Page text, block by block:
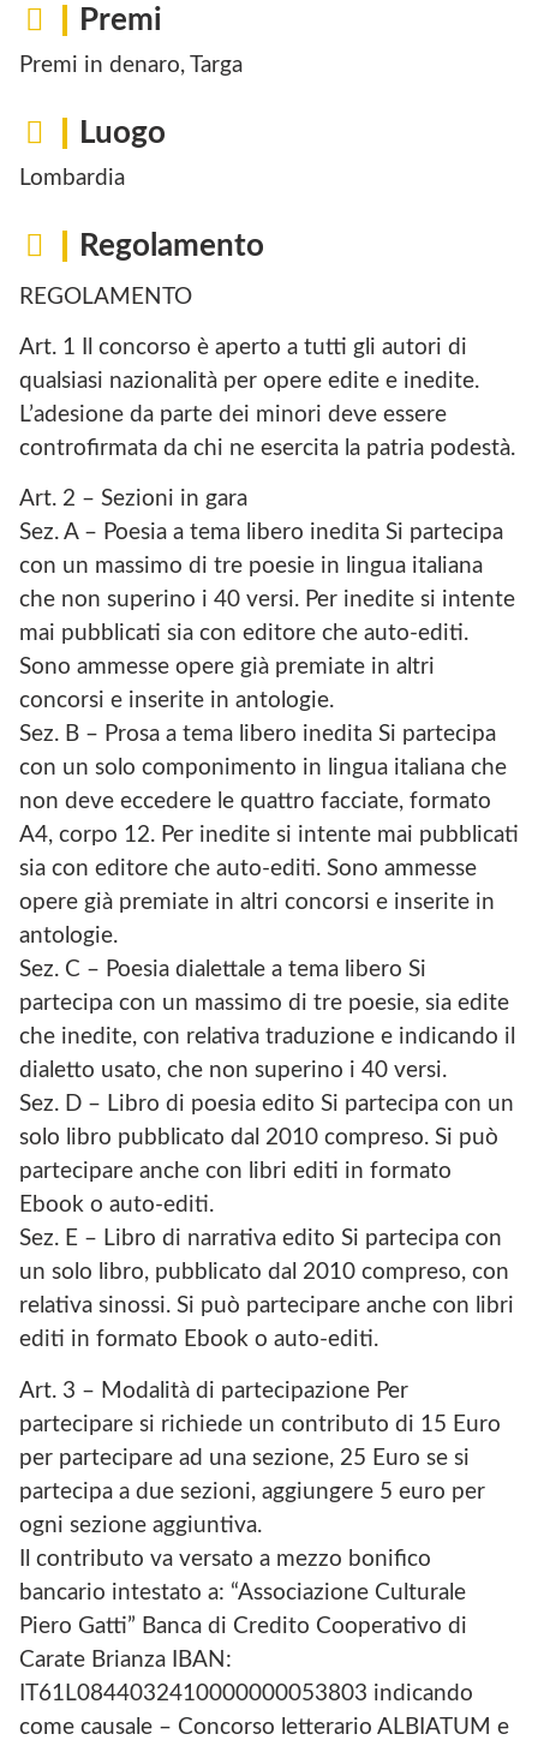
Premi
Premi in denaro, Targa
Luogo
Lombardia
Regolamento
REGOLAMENTO
Art. 1 Il concorso è aperto a tutti gli autori di
qualsiasi nazionalità per opere edite e inedite.
L’adesione da parte dei minori deve essere
controfirmata da chi ne esercita la patria podestà.
Art. 2 – Sezioni in gara
Sez. A – Poesia a tema libero inedita Si partecipa
con un massimo di tre poesie in lingua italiana
che non superino i 40 versi. Per inedite si intente
mai pubblicati sia con editore che auto-editi.
Sono ammesse opere già premiate in altri
concorsi e inserite in antologie.
Sez. B – Prosa a tema libero inedita Si partecipa
con un solo componimento in lingua italiana che
non deve eccedere le quattro facciate, formato
A4, corpo 12. Per inedite si intente mai pubblicati
sia con editore che auto-editi. Sono ammesse
opere già premiate in altri concorsi e inserite in
antologie.
Sez. C – Poesia dialettale a tema libero Si
partecipa con un massimo di tre poesie, sia edite
che inedite, con relativa traduzione e indicando il
dialetto usato, che non superino i 40 versi.
Sez. D – Libro di poesia edito Si partecipa con un
solo libro pubblicato dal 2010 compreso. Si può
partecipare anche con libri editi in formato
Ebook o auto-editi.
Sez. E – Libro di narrativa edito Si partecipa con
un solo libro, pubblicato dal 2010 compreso, con
relativa sinossi. Si può partecipare anche con libri
editi in formato Ebook o auto-editi.
Art. 3 – Modalità di partecipazione Per
partecipare si richiede un contributo di 15 Euro
per partecipare ad una sezione, 25 Euro se si
partecipa a due sezioni, aggiungere 5 euro per
ogni sezione aggiuntiva.
Il contributo va versato a mezzo bonifico
bancario intestato a: “Associazione Culturale
Piero Gatti” Banca di Credito Cooperativo di
Carate Brianza IBAN:
IT61L0844032410000000053803 indicando
come causale – Concorso letterario ALBIATUM e